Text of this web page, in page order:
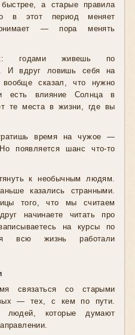
а старые правила
в этот период меняет
— пора менять
годами живешь по
И вдруг ловишь себя на
сказал, что нужно
есть влияние Солнца в
те места в жизни, где вы
время на чужое —
появляется шанс что-то
к необычным людям.
казались странными.
того, что мы считаем
начинаете читать про
на курсы по
всю жизнь работали
связаться со старыми
— тех, с кем по пути.
которые думают